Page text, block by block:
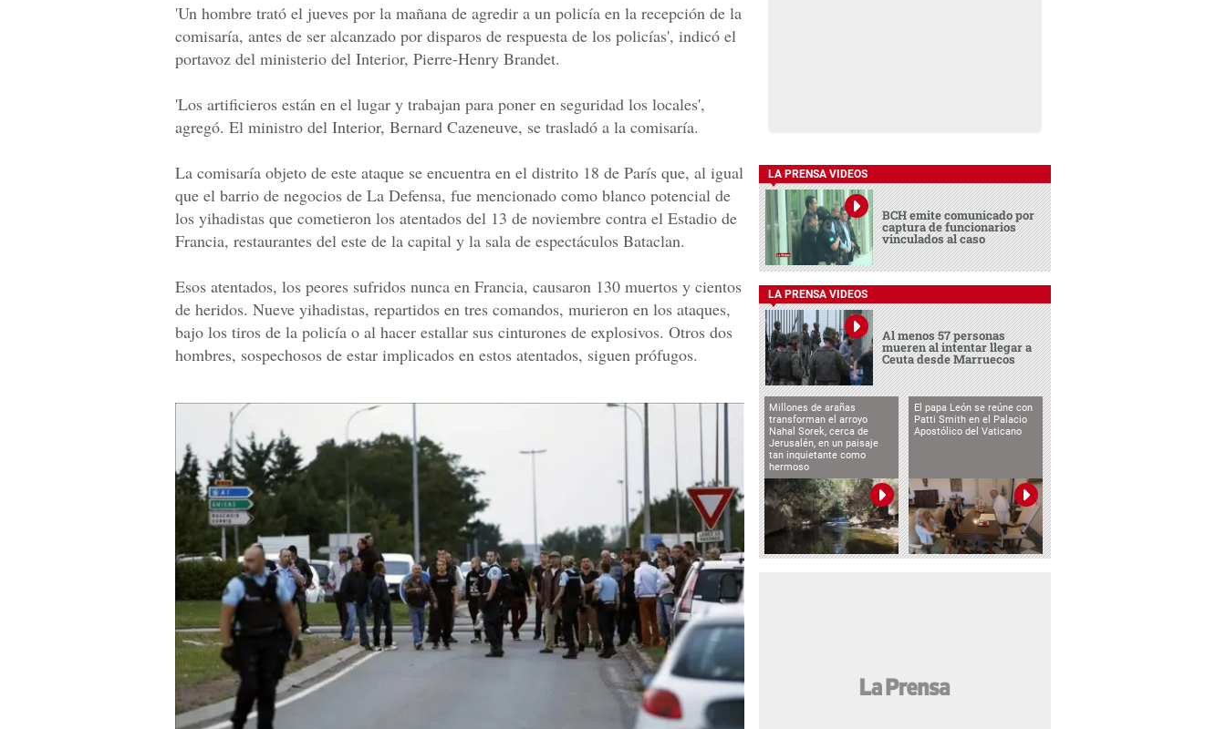
'Un hombre trató el jueves por la mañana de agredir a un policía en la recepción de la
comisaría, antes de ser alcanzado por disparos de respuesta de los policías', indicó el
portavoz del ministerio del Interior, Pierre-Henry Brandet.
'Los artificieros están en el lugar y trabajan para poner en seguridad los locales',
agregó. El ministro del Interior, Bernard Cazeneuve, se trasladó a la comisaría.
La comisaría objeto de este ataque se encuentra en el distrito 18 de París que, al igual
que el barrio de negocios de La Defensa, fue mencionado como blanco potencial de
los yihadistas que cometieron los atentados del 13 de noviembre contra el Estadio de
Francia, restaurantes del este de la capital y la sala de espectáculos Bataclan.
Esos atentados, los peores sufridos nunca en Francia, causaron 130 muertos y cientos
de heridos. Nueve yihadistas, repartidos en tres comandos, murieron en los ataques,
bajo los tiros de la policía o al hacer estallar sus cinturones de explosivos. Otros dos
hombres, sospechosos de estar implicados en estos atentados, siguen prófugos.
LA PRENSA VIDEOS
BCH emite comunicado por
captura de funcionarios
vinculados al caso
LA PRENSA VIDEOS
Al menos 57 personas
mueren al intentar llegar a
Ceuta desde Marruecos
Millones de arañas
transforman el arroyo
Nahal Sorek, cerca de
Jerusalén, en un paisaje
tan inquietante como
hermoso
El papa León se reúne con
Patti Smith en el Palacio
Apostólico del Vaticano